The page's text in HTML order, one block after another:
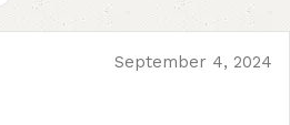
September 4, 2024